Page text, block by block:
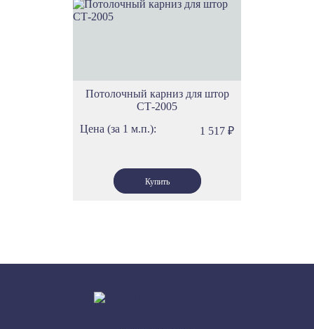
Потолочный карниз для штор
СТ-2005
Цена (за 1 м.п.):
1 517 ₽